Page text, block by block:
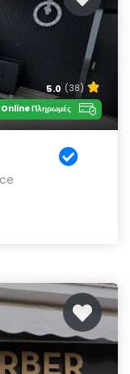
5.0 (38)
Online Πληρωμές